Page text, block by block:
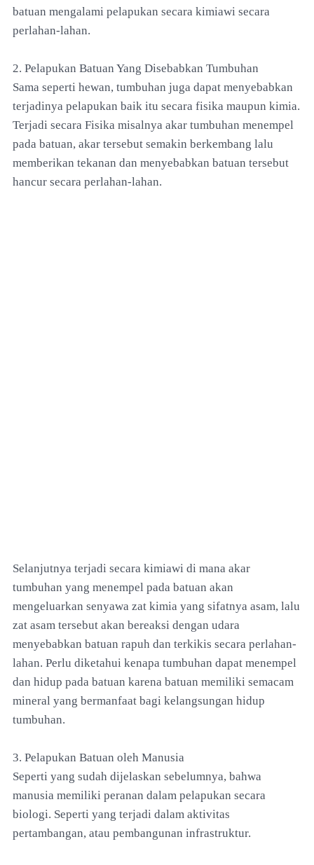
batuan mengalami pelapukan secara kimiawi secara
perlahan-lahan.
2. Pelapukan Batuan Yang Disebabkan Tumbuhan
Sama seperti hewan, tumbuhan juga dapat menyebabkan
terjadinya pelapukan baik itu secara fisika maupun kimia.
Terjadi secara Fisika misalnya akar tumbuhan menempel
pada batuan, akar tersebut semakin berkembang lalu
memberikan tekanan dan menyebabkan batuan tersebut
hancur secara perlahan-lahan.
Selanjutnya terjadi secara kimiawi di mana akar
tumbuhan yang menempel pada batuan akan
mengeluarkan senyawa zat kimia yang sifatnya asam, lalu
zat asam tersebut akan bereaksi dengan udara
menyebabkan batuan rapuh dan terkikis secara perlahan-
lahan. Perlu diketahui kenapa tumbuhan dapat menempel
dan hidup pada batuan karena batuan memiliki semacam
mineral yang bermanfaat bagi kelangsungan hidup
tumbuhan.
3. Pelapukan Batuan oleh Manusia
Seperti yang sudah dijelaskan sebelumnya, bahwa
manusia memiliki peranan dalam pelapukan secara
biologi. Seperti yang terjadi dalam aktivitas
pertambangan, atau pembangunan infrastruktur.